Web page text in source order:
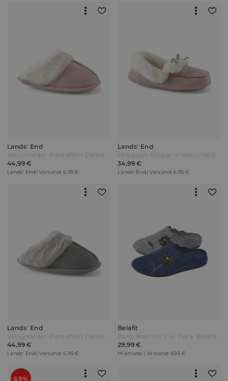
Lands' End
Veloursleder-Pantoffeln Damen Pink by Lands' End
44,99 €
Lands' End | Versand: 6,95 €
Lands' End
Mokassin-Slipper in Veloursleder-Optik Damen Pink by Lands' End
34,99 €
Lands' End | Versand: 6,95 €
Lands' End
Veloursleder-Pantoffeln Damen Grau by Lands' End
44,99 €
Lands' End | Versand: 6,95 €
Belafit
Pantoffeln im 2-er Pack Belafit Grau Bunt
29,99 €
Miamoda | Versand: 5,95 €
69%